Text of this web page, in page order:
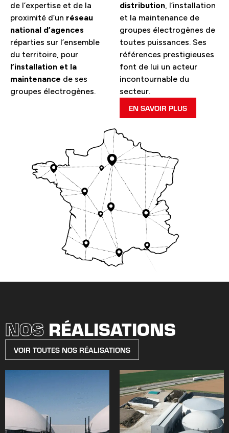
de l’expertise et de la
proximité d’un réseau
national d’agences
réparties sur l’ensemble
du territoire, pour
l’installation et la
maintenance de ses
groupes électrogènes.
distribution, l’installation
et la maintenance de
groupes électrogènes de
toutes puissances. Ses
références prestigieuses
font de lui un acteur
incontournable du
secteur.
EN SAVOIR PLUS
NOS RÉALISATIONS
VOIR TOUTES NOS RÉALISATIONS